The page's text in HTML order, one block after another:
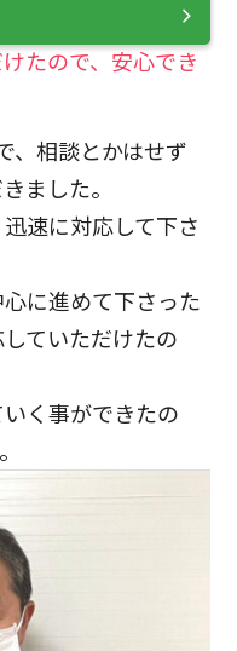
たので、安心でき
、相談とかはせず
ました。
速に対応して下さ
に進めて下さった
ていただけたの
く事ができたの